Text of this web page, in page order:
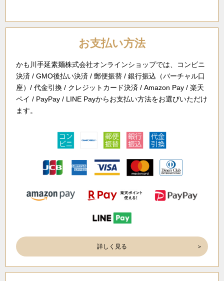
お支払い方法
かも川手延素麺株式会社オンラインショップでは、コンビニ
決済 / GMO後払い決済 / 郵便振替 / 銀行振込（バーチャル口
座）/ 代金引換 / クレジットカード決済 / Amazon Pay / 楽天
ペイ / PayPay / LINE Payからお支払い方法をお選びいただけ
ます。
詳しく見る